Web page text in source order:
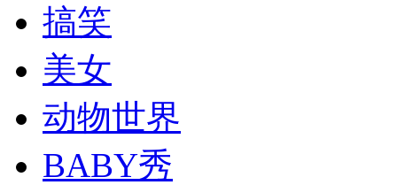
纽约上演“枕头大战”
司机酒驾遇交警 急速倒车逃窜
搞笑
美女
动物世界
BABY秀